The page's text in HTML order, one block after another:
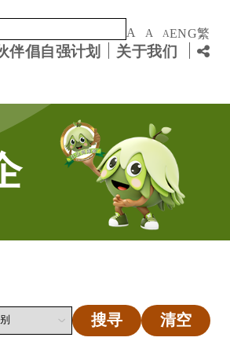
A A AENG繁
伴倡自强计划 关于我们
搜寻 清空